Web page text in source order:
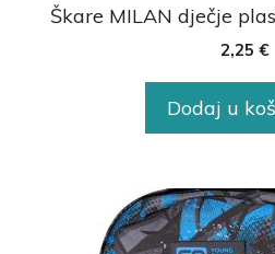
Škare MILAN dječje
2,25 €
Dodaj u